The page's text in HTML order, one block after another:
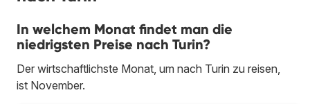
In welchem Monat findet man die
niedrigsten Preise nach Turin?
Der wirtschaftlichste Monat, um nach Turin zu reisen,
ist November.